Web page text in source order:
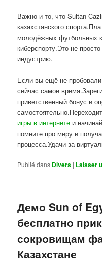
Важно и то, что Sultan
казахстанского
молодёжных футбольных
киберспорту.Это не
индустрию.
Если вы ещё не
сейчас самое
приветственный бонус и
игры в интернете и
помните про меру и
процесса.Удачи за
Publié dans Divers | Laisser
Демо Sun of
бесплатно
сокровищам
Казахстане